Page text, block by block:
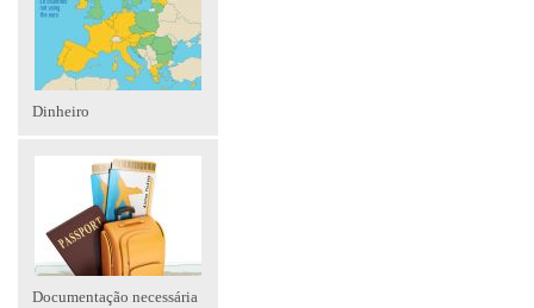
Dinheiro
Documentação necessária